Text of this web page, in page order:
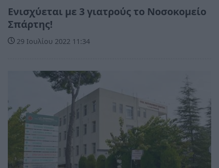
Ενισχύεται με 3 γιατρούς το Νοσοκομείο
Σπάρτης!
29 Ιουλίου 2022 11:34